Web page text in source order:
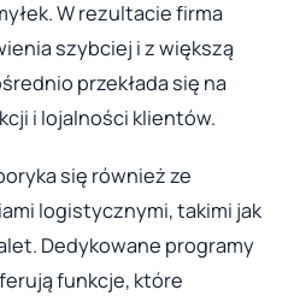
W rezultacie firma
szybciej i z większą
przekłada się na
i lojalności klientów.
się również ze
logistycznymi, takimi jak
Dedykowane programy
funkcje, które